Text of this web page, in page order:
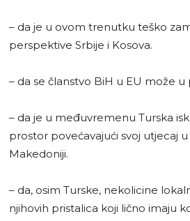
– da je u ovom trenutku teško
perspektive Srbije i Kosova.
– da se članstvo BiH u EU može
– da je u međuvremenu Turska
prostor povećavajući svoj utjecaj u
Makedoniji.
– da, osim Turske, nekolicine
njihovih pristalica koji lično imaju